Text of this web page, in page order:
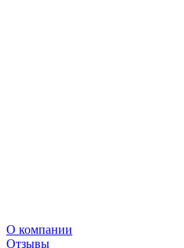
О компании
Отзывы